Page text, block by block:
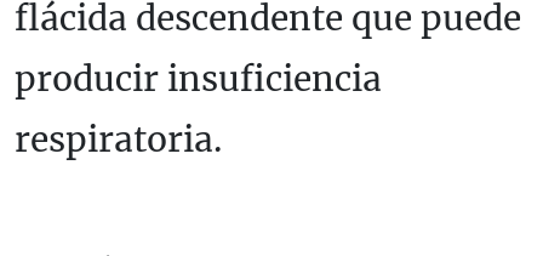
flácida descendente que puede
producir insuficiencia
respiratoria.